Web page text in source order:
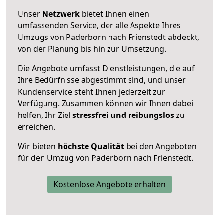
Unser Netzwerk bietet Ihnen einen
umfassenden Service, der alle Aspekte Ihres
Umzugs von Paderborn nach Frienstedt abdeckt,
von der Planung bis hin zur Umsetzung.
Die Angebote umfasst Dienstleistungen, die auf
Ihre Bedürfnisse abgestimmt sind, und unser
Kundenservice steht Ihnen jederzeit zur
Verfügung. Zusammen können wir Ihnen dabei
helfen, Ihr Ziel stressfrei und reibungsloszu
erreichen.
Wir bieten höchste Qualität bei den Angeboten
für den Umzug von Paderborn nach Frienstedt.
Kostenlose Angebote erhalten